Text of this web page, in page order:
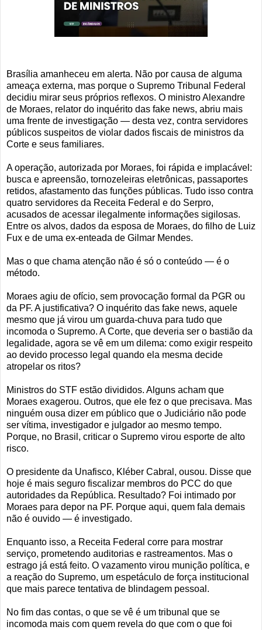
Brasília amanheceu em alerta. Não por causa de alguma
ameaça externa, mas porque o Supremo Tribunal Federal
decidiu mirar seus próprios reflexos. O ministro Alexandre
de Moraes, relator do inquérito das fake news, abriu mais
uma frente de investigação — desta vez, contra servidores
públicos suspeitos de violar dados fiscais de ministros da
Corte e seus familiares.
A operação, autorizada por Moraes, foi rápida e implacável:
busca e apreensão, tornozeleiras eletrônicas, passaportes
retidos, afastamento das funções públicas. Tudo isso contra
quatro servidores da Receita Federal e do Serpro,
acusados de acessar ilegalmente informações sigilosas.
Entre os alvos, dados da esposa de Moraes, do filho de Luiz
Fux e de uma ex-enteada de Gilmar Mendes.
Mas o que chama atenção não é só o conteúdo — é o
método.
Moraes agiu de ofício, sem provocação formal da PGR ou
da PF. A justificativa? O inquérito das fake news, aquele
mesmo que já virou um guarda-chuva para tudo que
incomoda o Supremo. A Corte, que deveria ser o bastião da
legalidade, agora se vê em um dilema: como exigir respeito
ao devido processo legal quando ela mesma decide
atropelar os ritos?
Ministros do STF estão divididos. Alguns acham que
Moraes exagerou. Outros, que ele fez o que precisava. Mas
ninguém ousa dizer em público que o Judiciário não pode
ser vítima, investigador e julgador ao mesmo tempo.
Porque, no Brasil, criticar o Supremo virou esporte de alto
risco.
O presidente da Unafisco, Kléber Cabral, ousou. Disse que
hoje é mais seguro fiscalizar membros do PCC do que
autoridades da República. Resultado? Foi intimado por
Moraes para depor na PF. Porque aqui, quem fala demais
não é ouvido — é investigado.
Enquanto isso, a Receita Federal corre para mostrar
serviço, prometendo auditorias e rastreamentos. Mas o
estrago já está feito. O vazamento virou munição política, e
a reação do Supremo, um espetáculo de força institucional
que mais parece tentativa de blindagem pessoal.
No fim das contas, o que se vê é um tribunal que se
incomoda mais com quem revela do que com o que foi